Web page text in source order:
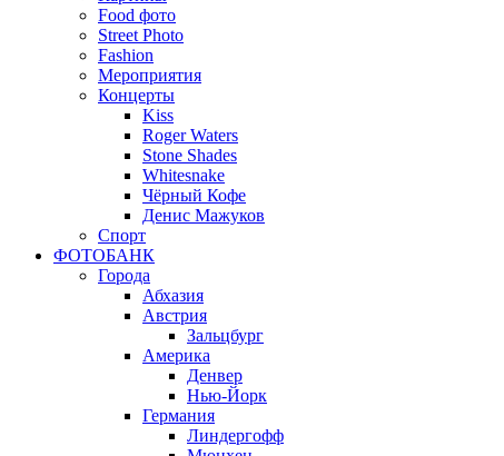
Food фото
Street Photo
Fashion
Мероприятия
Концерты
Kiss
Roger Waters
Stone Shades
Whitesnake
Чёрный Кофе
Денис Мажуков
Спорт
ФОТОБАНК
Города
Абхазия
Австрия
Зальцбург
Америка
Денвер
Нью-Йорк
Германия
Линдергофф